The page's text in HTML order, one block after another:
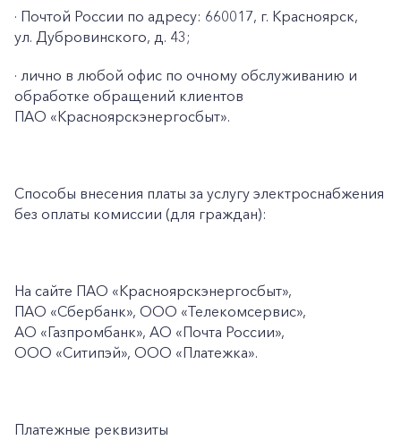
· Почтой России по адресу: 660017, г. Красноярск,
ул. Дубровинского, д. 43;
· лично в любой офис по очному обслуживанию и
обработке обращений клиентов
ПАО «Красноярскэнергосбыт».
Способы внесения платы за услугу электроснабжения
без оплаты комиссии (для граждан):
На сайте ПАО «Красноярскэнергосбыт»,
ПАО «Сбербанк», ООО «Телекомсервис»,
АО «Газпромбанк», АО «Почта России»,
ООО «Ситипэй», ООО «Платежка».
Платежные реквизиты